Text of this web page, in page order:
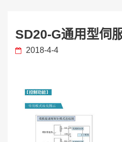
SD20-G通用型伺
2018-4-4